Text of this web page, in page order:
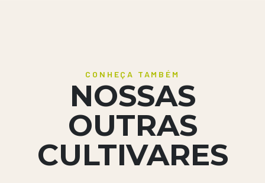
CONHEÇA TAMBÉM
NOSSAS
OUTRAS
CULTIVARES